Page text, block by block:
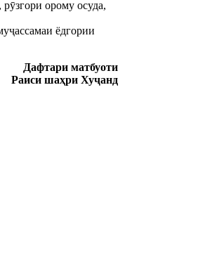
орому осуда,
ёдгории
Дафтари матбуоти
Раиси шаҳри Хуҷанд